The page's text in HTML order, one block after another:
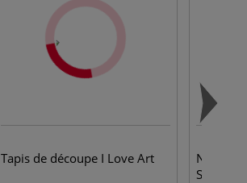
Tapis de découpe I Love Art